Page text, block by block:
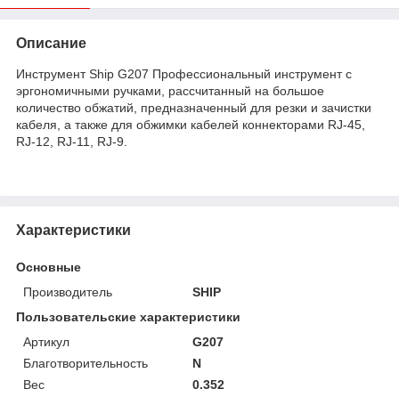
Описание
Инструмент Ship G207 Профессиональный инструмент с
эргономичными ручками, рассчитанный на большое
количество обжатий, предназначенный для резки и зачистки
кабеля, а также для обжимки кабелей коннекторами RJ-45,
RJ-12, RJ-11, RJ-9.
Характеристики
Основные
Производитель
SHIP
Пользовательские характеристики
Артикул
G207
Благотворительность
N
Вес
0.352